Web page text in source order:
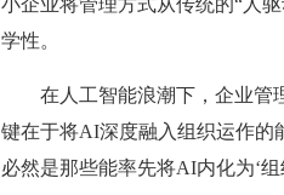
小企业将管理方式从传统的“人
学性。
在人工智能浪潮下，企业管理
键在于将AI深度融入组织运作的
必然是那些能率先将AI内化为‘